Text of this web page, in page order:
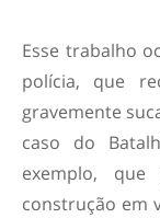
Esse trabalho
polícia, que
gravemente
caso do
exemplo,
construção em